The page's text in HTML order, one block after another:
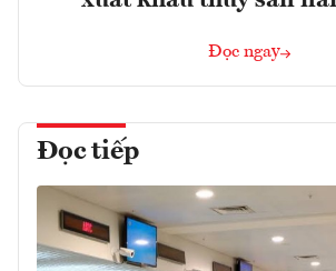
Đọc ngay
Đọc tiếp